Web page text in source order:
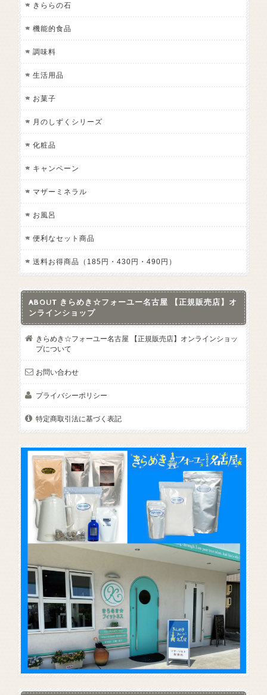
きららの石
機能的食品
調味料
生活用品
お菓子
月のしずくシリーズ
化粧品
キャンペーン
マザーミネラル
お風呂
便利なセット商品
送料お得商品（185円・430円・490円）
ABOUT きらめき☆フォーユー名古屋 【正規販売店】オ
ンラインショップ
きらめき☆フォーユー名古屋 【正規販売店】オンラインショッ
プについて
お問い合わせ
プライバシーポリシー
特定商取引法に基づく表記